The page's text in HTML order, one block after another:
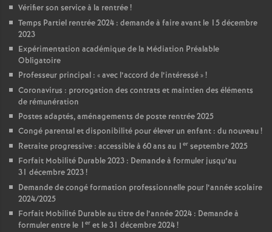
Vérifier son service à la rentrée!
Temps Partiel rentrée 2024 : demande à faire avant le 15 décembre
2023
Expérimentation académique de la Médiation Préalable
Obligatoire
Professeur principal : «avec l’accord de l’intéressé»!
Coronavirus : prorogation des contrats et maintien des éléments
de rémunération
Postes adaptés, aménagements de poste rentrée 2025
Congé parental et disponibilité pour élever un enfant : du nouveau!
Retraite progressive : accessible à 60 ans au 1 er septembre 2025
Forfait Mobilité Durable 2023 : Demande à formuler jusqu’au
31 décembre 2023!
Demande de congé formation professionnelle pour l’année scolaire
2024/2025
Forfait Mobilité Durable au titre de l’année 2024 : Demande à
formuler entre le 1 er et le 31 décembre 2024!